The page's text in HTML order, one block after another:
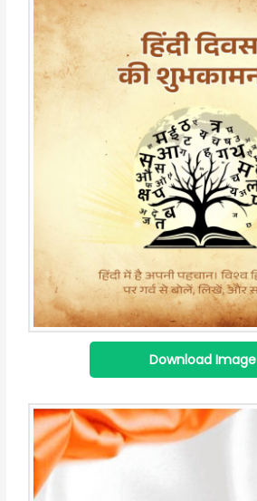
Download Image